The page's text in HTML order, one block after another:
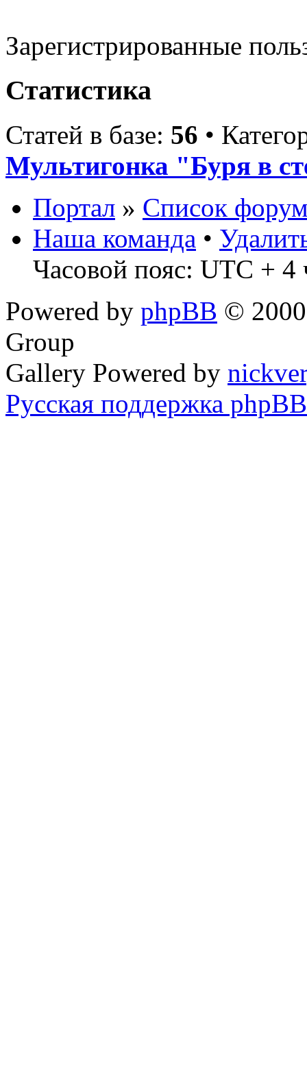
Зарегистрированные
Статистика
Статей в базе: 56 •
Мультигонка "Буря в
Портал » Список
Наша команда •
Часовой пояс: UTC + 4
Powered by phpBB ©
Group
Gallery Powered by
Русская поддержка phpBB